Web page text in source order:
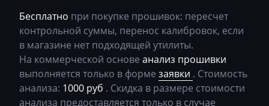
CFMoto
Challenger
Changan
Changhe
Chery
Бесплатно при покупке прошивок: пересчет
контрольной суммы, перенос калибровок, если
в магазине нет подходящей утилиты.
На коммерческой основе анализ прошивки
выполняется только в форме заявки . Стоимость
анализа: 1000 руб . Скидка в размере стоимости
анализа предоставляется только в случае